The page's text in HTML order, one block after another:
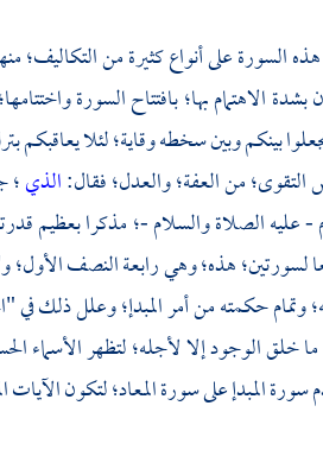
السورة على أنواع كثيرة من التكاليف؛
الاهتمام بها؛ بافتتاح السورة
بينكم وبين سخطه وقاية؛ لئلا
من العفة؛ والعدل؛ فقال:الذي؛
- عليه الصلاة والسلام -؛ مذكرا بعظيم
لسورتين؛ هذه؛ وهي رابعة النصف الأول؛
حكمته من أمر المبدإ؛ وعلل ذلك في
خلق الوجود إلا لأجله؛ لتظهر الأسماء
المبدإ على سورة المعاد؛ لتكون الآيات